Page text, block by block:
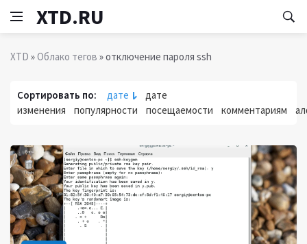
XTD.RU
XTD »Облако тегов » отключение пароля ssh
Сортировать по: дате
дате
изменения
популярности посещаемости комментариям